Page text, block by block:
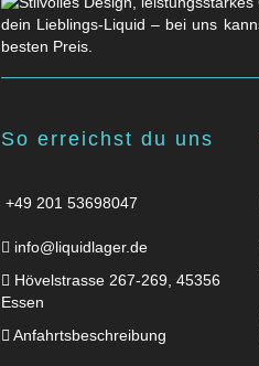
dein Lieblings-Liquid – bei uns
besten Preis.
So erreichst du uns
+49 201 53698047
info@liquidlager.de
Hövelstrasse 267-269, 45356
Essen
Anfahrtsbeschreibung